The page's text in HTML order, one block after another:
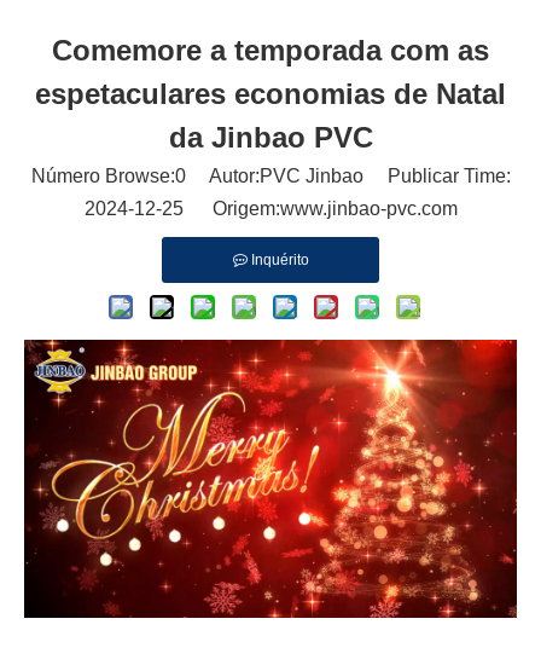
Comemore a temporada com as
espetaculares economias de Natal
da Jinbao PVC
Número Browse:0Autor:PVC Jinbao Publicar Time:
2024-12-25 Origem:www.jinbao-pvc.com
Inquérito